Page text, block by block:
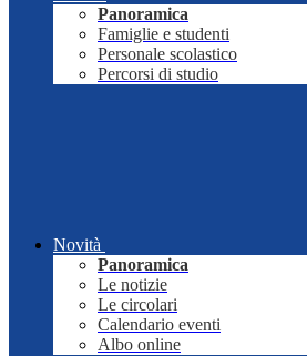
Panoramica
Famiglie e studenti
Personale scolastico
Percorsi di studio
Novità
Panoramica
Le notizie
Le circolari
Calendario eventi
Albo online